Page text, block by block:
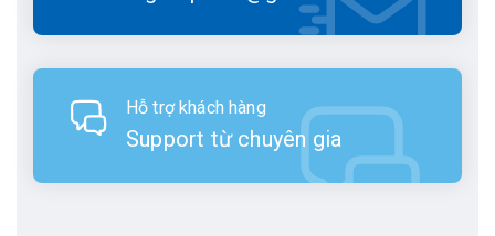
Hỗ trợ khách hàng
Support từ chuyên gia